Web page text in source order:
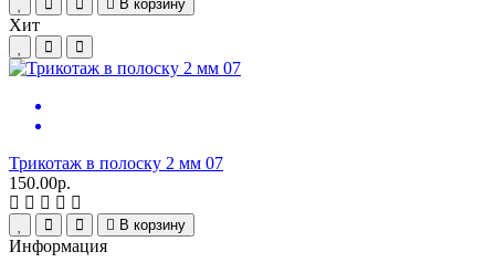
В корзину
Хит
Трикотаж в полоску 2 мм 07
150.00р.
В корзину
Информация